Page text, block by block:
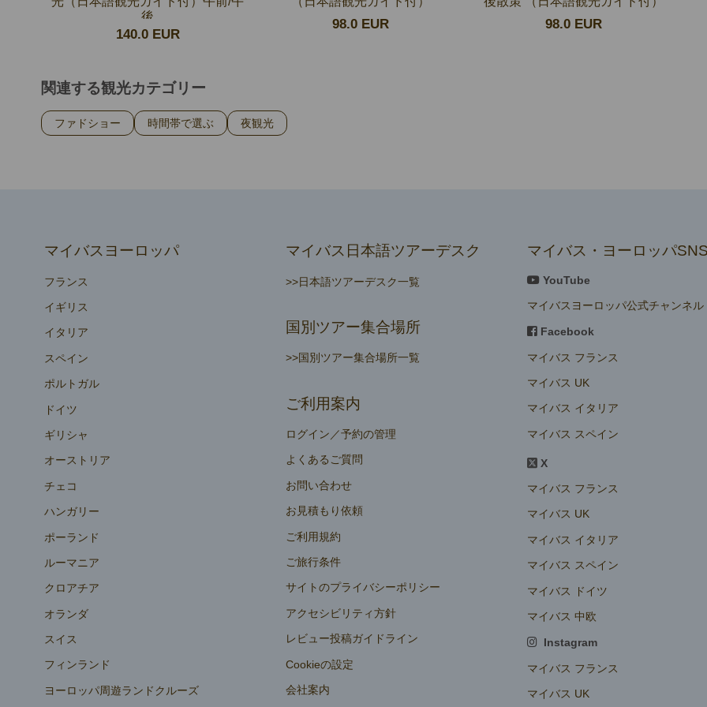
後
140.0 EUR
98.0 EUR 98.0 EUR
関連する観光カテゴリー
ファドショー 時間帯で選ぶ 夜観光
マイバスヨーロッパ
フランス
イギリス
イタリア
スペイン
ポルトガル
ドイツ
ギリシャ
オーストリア
チェコ
ハンガリー
ポーランド
ルーマニア
クロアチア
オランダ
スイス
フィンランド
ヨーロッパ周遊ランドクルーズ
マイバス日本語ツアーデスク
>>日本語ツアーデスク一覧
国別ツアー集合場所
>>国別ツアー集合場所一覧
ご利用案内
ログイン／予約の管理
よくあるご質問
お問い合わせ
お見積もり依頼
ご利用規約
ご旅行条件
サイトのプライバシーポリシー
アクセシビリティ方針
レビュー投稿ガイドライン
Cookieの設定
会社案内
マイバス・ヨーロッパ
YouTube
マイバスヨーロッパ公式チャンネル
Facebook
マイバス フランス
マイバス UK
マイバス イタリア
マイバス スペイン
X
マイバス フランス
マイバス UK
マイバス イタリア
マイバス スペイン
マイバス ドイツ
マイバス 中欧
Instagram
マイバス フランス
マイバス UK